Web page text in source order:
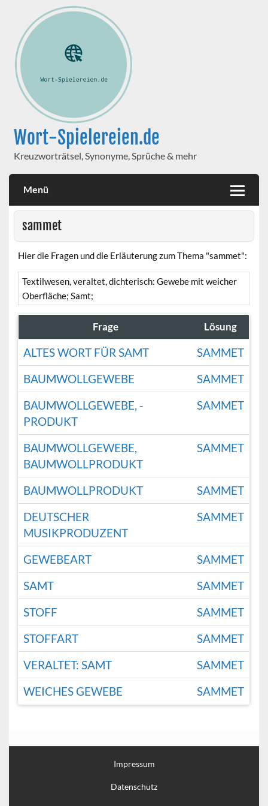
Wort-Spielereien.de
Kreuzworträtsel, Synonyme, Sprüche & mehr
Menü
sammet
Hier die Fragen und die Erläuterung zum Thema "sammet":
Textilwesen, veraltet, dichterisch: Gewebe mit weicher
Oberfläche; Samt;
Frage Lösung
ALTES WORT FÜR SAMT
SAMMET
BAUMWOLLGEWEBE
SAMMET
BAUMWOLLGEWEBE, -
PRODUKT
SAMMET
BAUMWOLLGEWEBE,
BAUMWOLLPRODUKT
SAMMET
BAUMWOLLPRODUKT
SAMMET
DEUTSCHER
MUSIKPRODUZENT
SAMMET
GEWEBEART
SAMMET
SAMT
SAMMET
STOFF
SAMMET
STOFFART
SAMMET
VERALTET: SAMT
SAMMET
WEICHES GEWEBE
SAMMET
Impressum
Datenschutz